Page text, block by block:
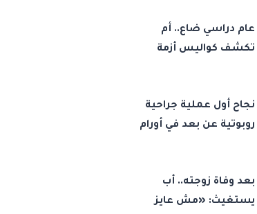
عام دراسي ضاع.. أم
تكشف كواليس أزمة
التعليم»
نجاح أول عملية جراحية
روبوتية عن بعد في أورام
بعد وفاة زوجته.. أب
يستغيث: «مش عايز